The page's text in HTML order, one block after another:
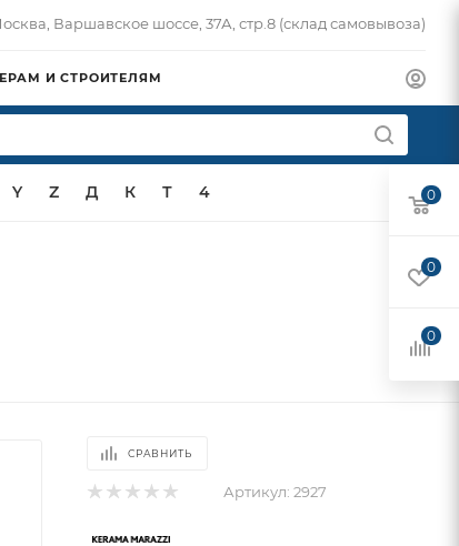
Варшавское шоссе, 37А, стр.8 (склад самовывоза)
И СТРОИТЕЛЯМ
Y Z Д К Т 4
СРАВНИТЬ
Артикул: 2927
0
0
0